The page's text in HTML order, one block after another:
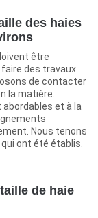
des haies
être
des travaux
de contacter
la matière.
et à la
Nous tenons
ont été établis.
de haie